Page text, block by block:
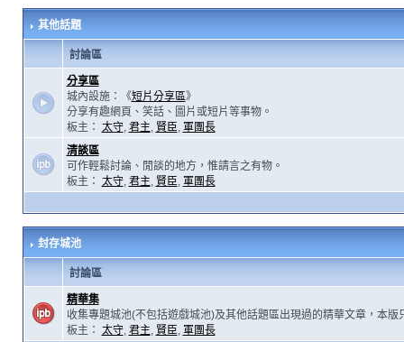
其他話題
討論區
分享區
城內設施：《短片分享區》
分享有趣網頁、笑話、圖片或短片等事物。
板主： 太守, 君主, 賢臣, 軍團長
清談區
可作輕鬆討論、閒談的地方，惟請言之有物。
板主： 太守, 君主, 賢臣, 軍團長
封存城池
討論區
精華集
收集專題城池(不包括遊戲城池)及其他話題區出現過的精華文章，本版
板主： 太守, 君主, 賢臣, 軍團長